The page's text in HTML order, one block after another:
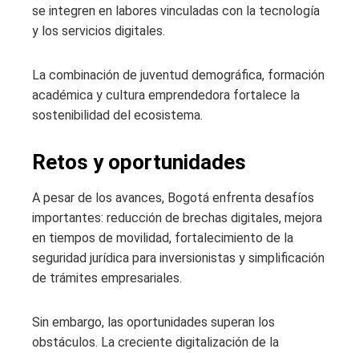
se integren en labores vinculadas con la tecnología
y los servicios digitales.
La combinación de juventud demográfica, formación
académica y cultura emprendedora fortalece la
sostenibilidad del ecosistema.
Retos y oportunidades
A pesar de los avances, Bogotá enfrenta desafíos
importantes: reducción de brechas digitales, mejora
en tiempos de movilidad, fortalecimiento de la
seguridad jurídica para inversionistas y simplificación
de trámites empresariales.
Sin embargo, las oportunidades superan los
obstáculos. La creciente digitalización de la